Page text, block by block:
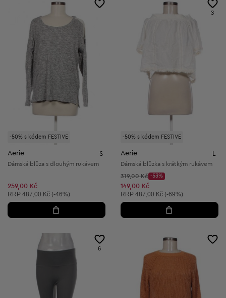
-50% s kódem FESTIVE
Aerie S
Dámská blůza s dlouhým rukávem
259,00 Kč
Doporučená cena:
RRP 487,00 Kč (-46%)
-50% s kódem FESTIVE
3
Aerie
Dámská blůzka s krátkým rukávem
Původní cena:
319,00 Kč
Discount Price:
-53%
Snížená cena:
149,00 Kč
Doporučená cena:
RRP 487,00 Kč (-69%)
6